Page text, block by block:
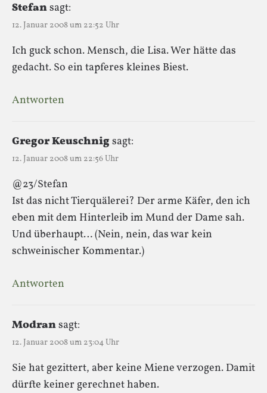
Stefansagt:
12. Januar 2008 um 22:52 Uhr
Ich guck schon. Mensch, die Lisa. Wer hätte das
gedacht. So ein tapferes kleines Biest.
Antworten
Gregor Keuschnigsagt:
12. Januar 2008 um 22:56 Uhr
@23/Stefan
Ist das nicht Tierquälerei? Der arme Käfer, den ich
eben mit dem Hinterleib im Mund der Dame sah.
Und überhaupt… (Nein, nein, das war kein
schweinischer Kommentar.)
Antworten
Modransagt:
12. Januar 2008 um 23:04 Uhr
Sie hat gezittert, aber keine Miene verzogen. Damit
dürfte keiner gerechnet haben.